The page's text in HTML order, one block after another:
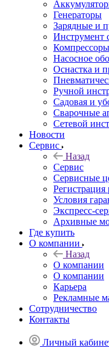
Генераторы
Зарядные и
Инструмент
Компрессоры
Насосное
Оснастка и
Ручной
Садовая и
Сварочные
Сетевой
Новости
Сервис
Назад
Сервис
Сервисные
Условия
Экспресс-
Архивные
Где купить
О компании
Назад
О компании
О компании
Карьера
Рекламные
Сотрудничество
Контакты
Личный